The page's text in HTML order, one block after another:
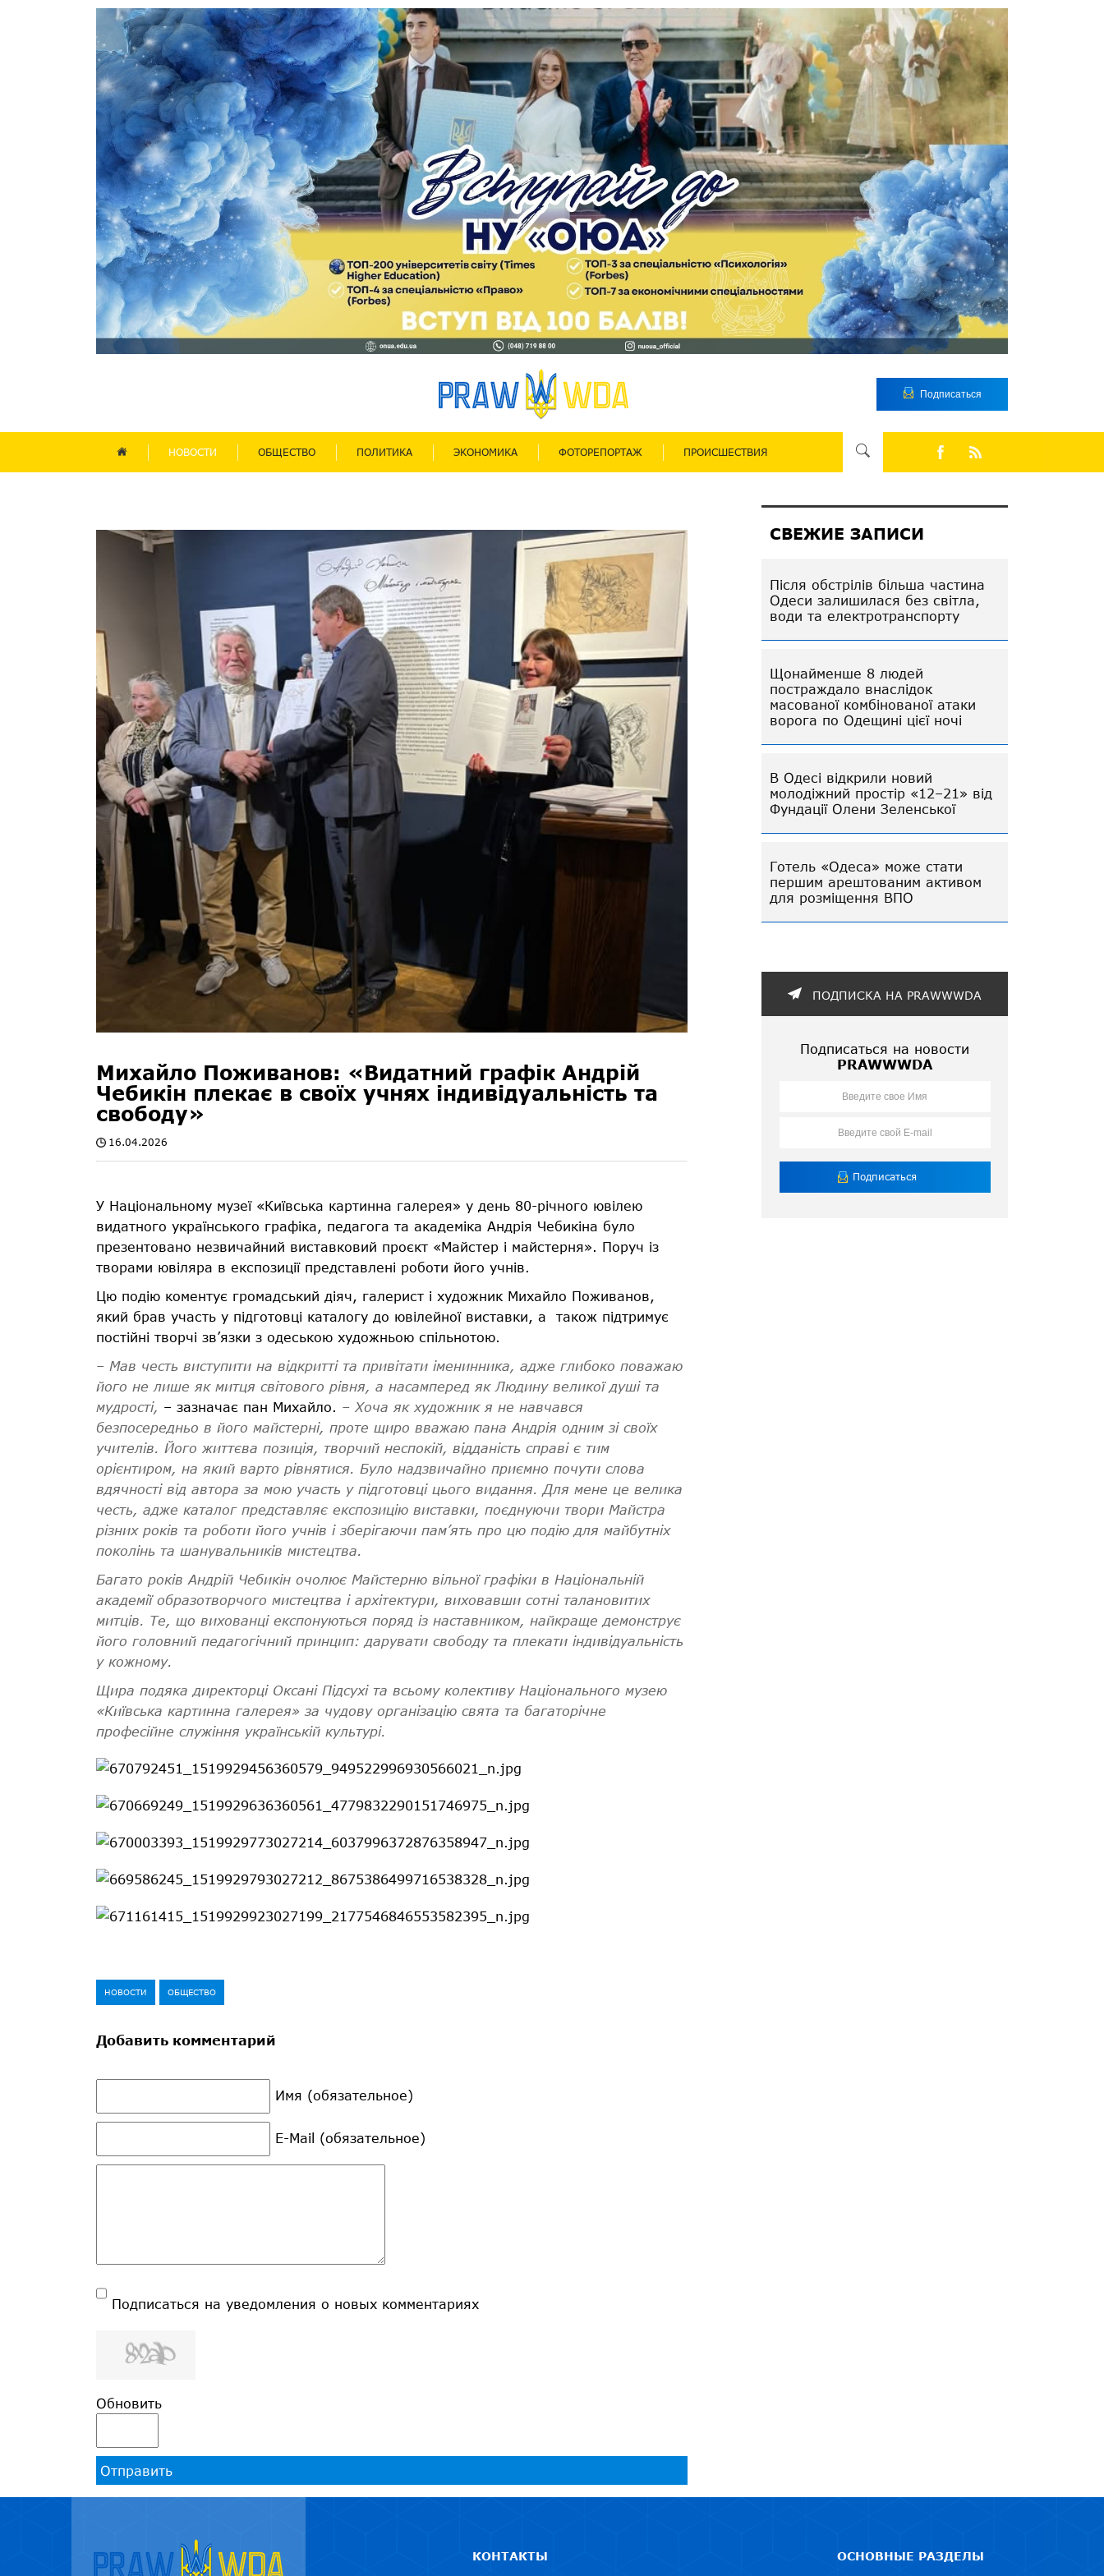
Подписаться
НОВОСТИ ОБЩЕСТВО ПОЛИТИКА ЭКОНОМИКА ФОТОРЕПОРТАЖ ПРОИСШЕСТВИЯ
Михайло Поживанов: «Видатний графік Андрій
Чебикін плекає в своїх учнях індивідуальність та
свободу»
16.04.2026
У Національному музеї «Київська картинна галерея» у день 80-річного ювілею
видатного українського графіка, педагога та академіка Андрія Чебикіна було
презентовано незвичайний виставковий проєкт «Майстер і майстерня». Поруч із
творами ювіляра в експозиції представлені роботи його учнів.
Цю подію коментує громадський діяч, галерист і художник Михайло Поживанов,
який брав участь у підготовці каталогу до ювілейної виставки, а також підтримує
постійні творчі зв’язки з одеською художньою спільнотою.
– Мав честь виступити на відкритті та привітати іменинника, адже глибоко поважаю
його не лише як митця світового рівня, а насамперед як Людину великої душі та
мудрості, – зазначає пан Михайло. – Хоча як художник я не навчався
безпосередньо в його майстерні, проте щиро вважаю пана Андрія одним зі своїх
учителів. Його життєва позиція, творчий неспокій, відданість справі є тим
орієнтиром, на який варто рівнятися. Було надзвичайно приємно почути слова
вдячності від автора за мою участь у підготовці цього видання. Для мене це велика
честь, адже каталог представляє експозицію виставки, поєднуючи твори Майстра
різних років та роботи його учнів і зберігаючи пам’ять про цю подію для майбутніх
поколінь та шанувальників мистецтва.
Багато років Андрій Чебикін очолює Майстерню вільної графіки в Національній
академії образотворчого мистецтва і архітектури, виховавши сотні талановитих
митців. Те, що вихованці експонуються поряд із наставником, найкраще демонструє
його головний педагогічний принцип: дарувати свободу та плекати індивідуальність
у кожному.
Щира подяка директорці Оксані Підсухі та всьому колективу Національного музею
«Київська картинна галерея» за чудову організацію свята та багаторічне
професійне служіння українській культурі.
НОВОСТИ ОБЩЕСТВО
Добавить комментарий
Имя (обязательное)
E-Mail (обязательное)
Подписаться на уведомления о новых комментариях
Обновить
Отправить
СВЕЖИЕ ЗАПИСИ
Після обстрілів більша частина
Одеси залишилася без світла,
води та електротранспорту
Щонайменше 8 людей
постраждало внаслідок
масованої комбінованої атаки
ворога по Одещині цієї ночі
В Одесі відкрили новий
молодіжний простір «12–21» від
Фундації Олени Зеленської
Готель «Одеса» може стати
першим арештованим активом
для розміщення ВПО
ПОДПИСКА НА PRAWWWDA
Подписаться на новости
PRAWWWDA
КОНТАКТЫ ОСНОВНЫЕ РАЗДЕЛЫ